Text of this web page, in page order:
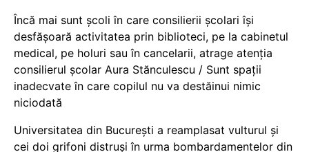
Încă mai sunt școli în care consilierii școlari își
desfășoară activitatea prin biblioteci, pe la cabinetul
medical, pe holuri sau în cancelarii, atrage atenția
consilierul școlar Aura Stănculescu / Sunt spații
inadecvate în care copilul nu va destăinui nimic
niciodată
Universitatea din București a reamplasat vulturul și
cei doi grifoni distruși în urma bombardamentelor din